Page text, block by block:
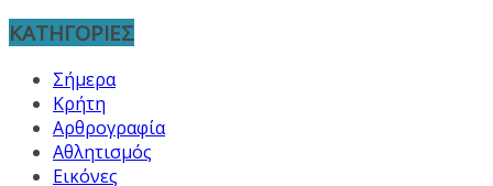
ΚΑΤΗΓΟΡΙΕΣ
Σήμερα
Κρήτη
Αρθρογραφία
Αθλητισμός
Εικόνες